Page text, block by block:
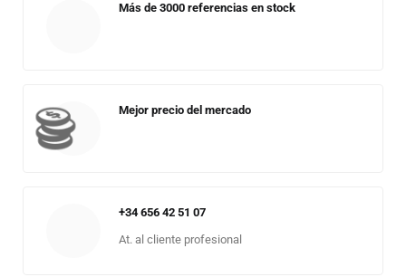
Más de 3000 referencias en stock
Mejor precio del mercado
+34 656 42 51 07
At. al cliente profesional